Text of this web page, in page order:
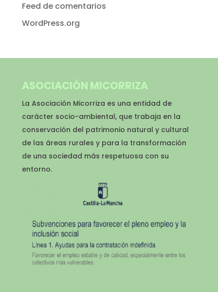
Feed de comentarios
WordPress.org
ASOCIACIÓN MICORRIZA
La Asociación Micorriza es una entidad de
carácter socio-ambiental, que trabaja en la
conservación del patrimonio natural y cultural
de las áreas rurales y para la transformación
de una sociedad más respetuosa con su
entorno.